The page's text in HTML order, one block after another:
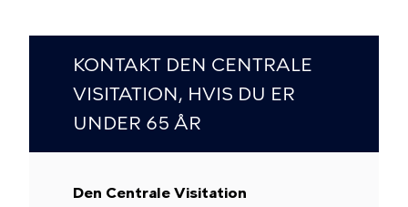
KONTAKT DEN CENTRALE
VISITATION, HVIS DU ER
UNDER 65 ÅR
Den Centrale Visitation